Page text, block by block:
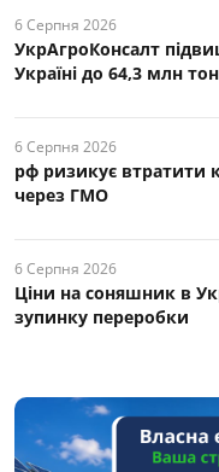
6 Серпня 2026
УкрАгроКонсалт
Україні до 64,3 млн
6 Серпня 2026
рф ризикує втратити
через ГМО
6 Серпня 2026
Ціни на соняшник в
зупинку переробки